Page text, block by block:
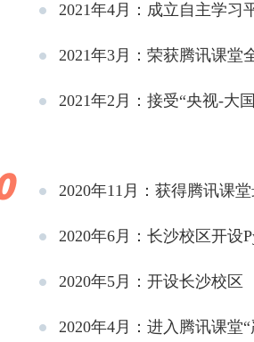
2021年4月：成立自主学习
2021年3月：荣获腾讯课堂
2021年2月：接受“央视-大
2020年11月：获得腾讯课
2020年6月：长沙校区开设
2020年5月：开设长沙校区
2020年4月：进入腾讯课堂